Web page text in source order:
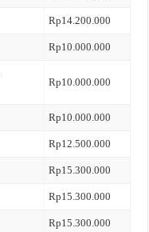
Rp14.200.000
Rp10.000.000
Rp10.000.000
Rp10.000.000
Rp12.500.000
Rp15.300.000
Rp15.300.000
Rp15.300.000